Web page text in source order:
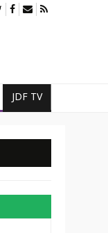
JDF TV